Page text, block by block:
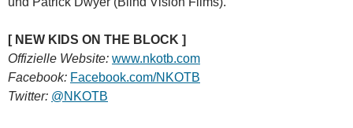
[ NEW KIDS ON THE BLOCK ]
Offizielle Website: www.nkotb.com
Facebook: Facebook.com/NKOTB
Twitter: @NKOTB